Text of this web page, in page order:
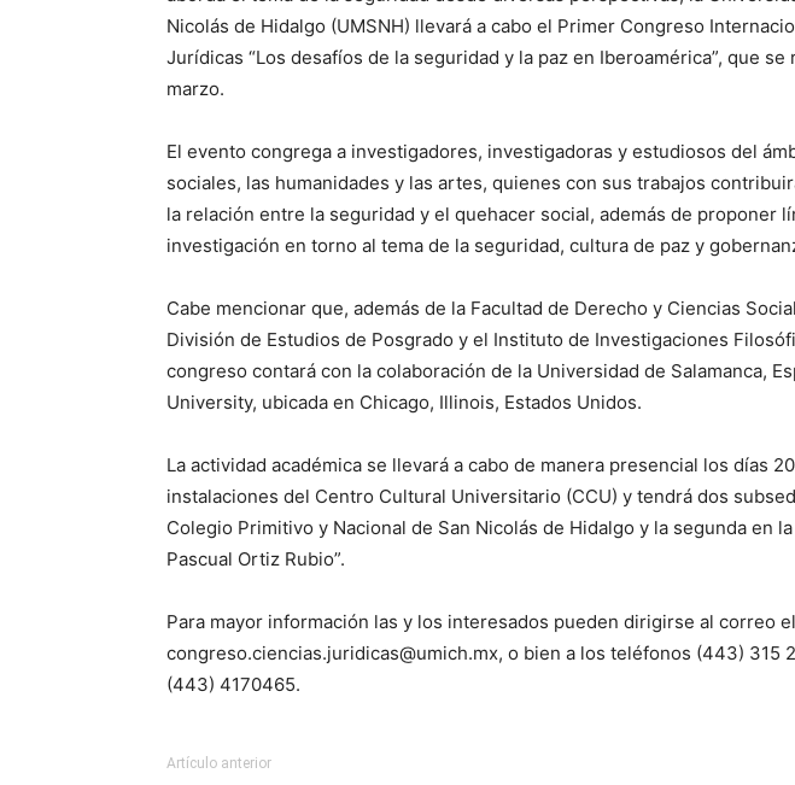
Nicolás de Hidalgo (UMSNH) llevará a cabo el Primer Congreso
Jurídicas “Los desafíos de la seguridad y la paz en Iberoamérica”, que se
marzo.
El evento congrega a investigadores, investigadoras y estudiosos del
sociales, las humanidades y las artes, quienes con sus trabajos
la relación entre la seguridad y el quehacer social, además de proponer
investigación en torno al tema de la seguridad, cultura de paz y
Cabe mencionar que, además de la Facultad de Derecho y Ciencias
División de Estudios de Posgrado y el Instituto de Investigaciones
congreso contará con la colaboración de la Universidad de Salamanca,
University, ubicada en Chicago, Illinois, Estados Unidos.
La actividad académica se llevará a cabo de manera presencial los días
instalaciones del Centro Cultural Universitario (CCU) y tendrá dos
Colegio Primitivo y Nacional de San Nicolás de Hidalgo y la segunda en
Pascual Ortiz Rubio”.
Para mayor información las y los interesados pueden dirigirse al correo
congreso.ciencias.juridicas@umich.mx, o bien a los teléfonos (443) 315
(443) 4170465.
Artículo anterior